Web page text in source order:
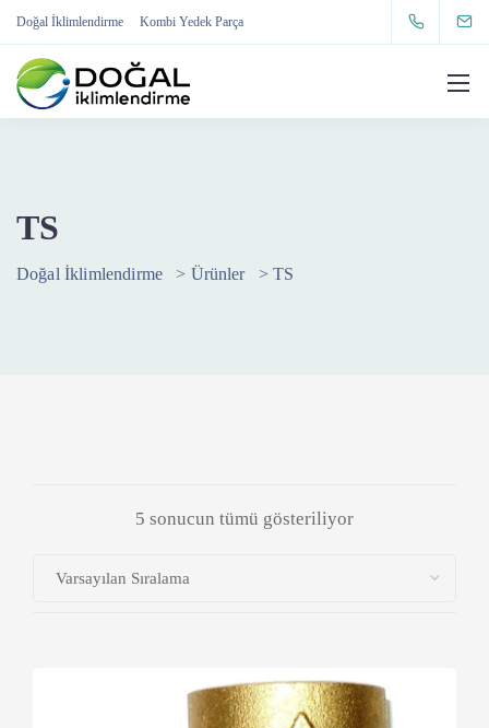
Doğal İklimlendirme Kombi Yedek Parça
TS
Doğal İklimlendirme > Ürünler >TS
5 sonucun tümü gösteriliyor